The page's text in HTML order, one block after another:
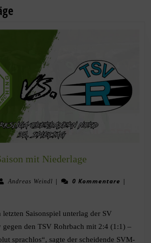
mit Niederlage
Andreas Weindl | 0 Kommentare |
letzten Saisonspiel unterlag der SV
den TSV Rohrbach mit 2:4 (1:1) –
sprachlos“, sagte der scheidende SVM-